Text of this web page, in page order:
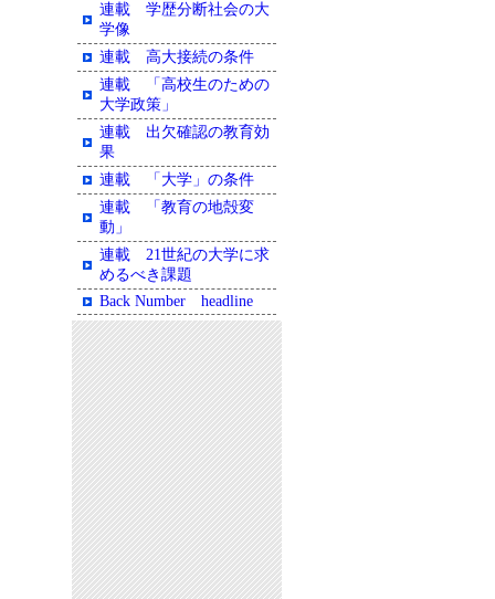
連載 学歴分断社会の大
学像
連載 高大接続の条件
連載 「高校生のための
大学政策」
連載 出欠確認の教育効
果
連載 「大学」の条件
連載 「教育の地殻変
動」
連載 21世紀の大学に求
めるべき課題
Back Number headline